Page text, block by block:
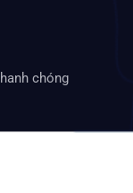
chóng